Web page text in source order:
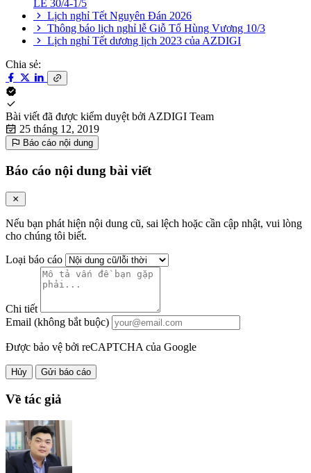
LỄ 30/4-1/5
Lịch nghỉ Tết Nguyên Đán 2026
Thông báo lịch nghỉ lễ Giỗ Tổ Hùng Vương 10/3
Lịch nghỉ Tết dương lịch 2023 của AZDIGI
Chia sẻ:
Bài viết đã được kiểm duyệt bởi AZDIGI Team
25 tháng 12, 2019
Báo cáo nội dung
Báo cáo nội dung bài viết
Nếu bạn phát hiện nội dung cũ, sai lệch hoặc cần cập nhật, vui lòng
cho chúng tôi biết.
Loại báo cáo
Chi tiết
Email (không bắt buộc)
Được bảo vệ bởi reCAPTCHA của Google
Hủy Gửi báo cáo
Về tác giả